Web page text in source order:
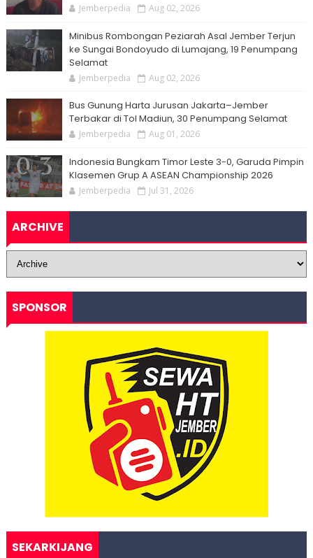
Jemberpedia Aug 02, 2026
Minibus Rombongan Peziarah Asal Jember Terjun
ke Sungai Bondoyudo di Lumajang, 19 Penumpang
Selamat
Jemberpedia Aug 02, 2026
Bus Gunung Harta Jurusan Jakarta–Jember
Terbakar di Tol Madiun, 30 Penumpang Selamat
Jemberpedia Aug 01, 2026
Indonesia Bungkam Timor Leste 3-0, Garuda Pimpin
Klasemen Grup A ASEAN Championship 2026
Jemberpedia Jul 31, 2026
ARCHIVE
SPONSOR
SEKARKIJANG